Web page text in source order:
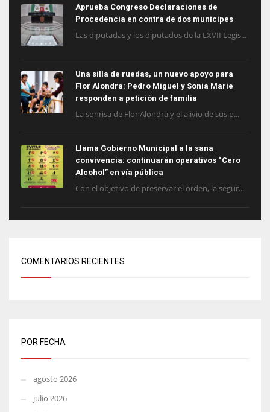
Aprueba Congreso Declaraciones de
Procedencia en contra de dos munícipes
Las diputadas y los diputados de la LXVII Legis...
Una silla de ruedas, un nuevo apoyo para
Flor Alondra: Pedro Miguel y Sonia Marie
responden a petición de familia
La sonrisa de Flor Alondra y el alivio de sus p...
Llama Gobierno Municipal a la sana
convivencia: continuarán operativos “Cero
Alcohol” en vía pública
Con el objetivo de preservar el orden, la segur...
COMENTARIOS RECIENTES
POR FECHA
agosto 2026
julio 2026